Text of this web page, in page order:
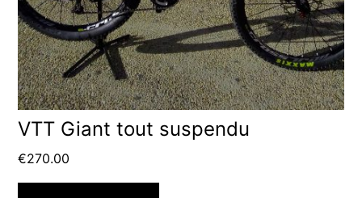
VTT Giant tout suspendu
€270.00